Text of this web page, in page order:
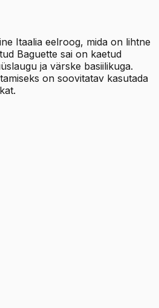
Itaalia eelroog, mida on lihtne
Baguette sai on kaetud
ja värske basiilikuga.
on soovitatav kasutada